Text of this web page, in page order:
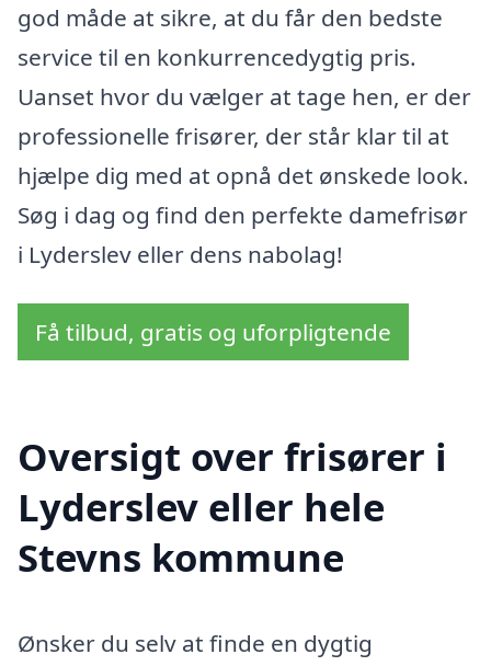
god måde at sikre, at du får den bedste
service til en konkurrencedygtig pris.
Uanset hvor du vælger at tage hen, er der
professionelle frisører, der står klar til at
hjælpe dig med at opnå det ønskede look.
Søg i dag og find den perfekte damefrisør
i Lyderslev eller dens nabolag!
Få tilbud, gratis og uforpligtende
Oversigt over frisører i
Lyderslev eller hele
Stevns kommune
Ønsker du selv at finde en dygtig